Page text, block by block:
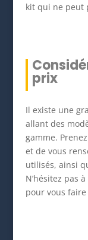
kit qui ne peut
prix
Il existe une
allant des
gamme.
et de vous
utilisés, ainsi
N’hésitez pas
pour vous